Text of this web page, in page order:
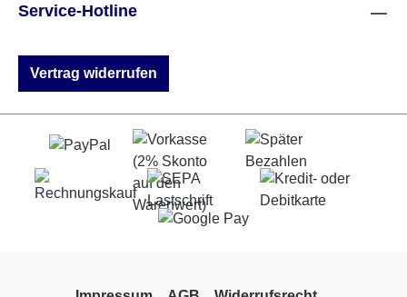
Service-Hotline
Vertrag widerrufen